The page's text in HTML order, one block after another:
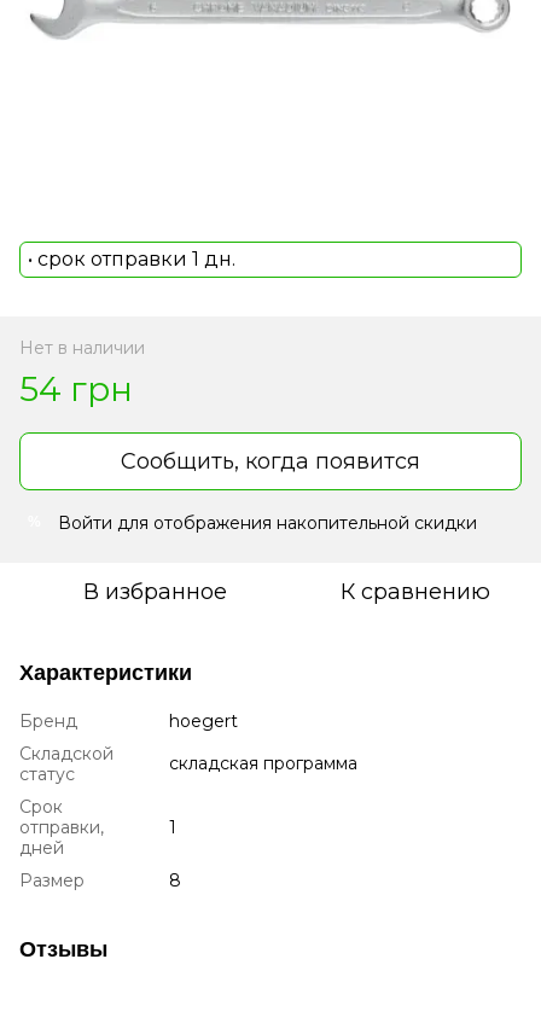
• срок отправки 1 дн.
Нет в наличии
54 грн
Сообщить, когда появится
Войти для отображения накопительной скидки
В избранное К сравнению
Характеристики
Бренд
hoegert
Складской
статус
складская программа
Срок
отправки,
дней
1
Размер 8
Отзывы